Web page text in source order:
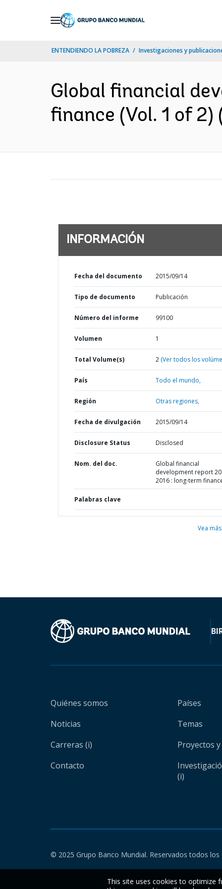
ENTENDIENDO LA POBREZA Investigaciones y
Global financial
finance (Vol. 1 of 2)
INFORMACIÓN
Fecha del documento 2015/09/14
Tipo de documento Publicación
Número del informe 99100
Volumen 1
Total Volume(s) 2 (Ver todos los
País Todo el mundo,
Región Otras regiones,
Fecha de divulgación 2015/09/14
Disclosure Status Disclosed
Nom. del doc.
Global financial
development report
2016 : long-term
Palabras clave
Vea más
Quiénes somos
Noticias
Carreras (i)
Contacto
Países
Temas
Proyectos
(i)
© 2025 Grupo Banco Mundial. Reservados todos los
This site uses cookies to optimize